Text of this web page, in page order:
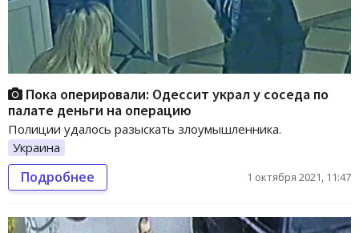
Пока оперировали: Одессит украл у соседа по
палате деньги на операцию
Полиции удалось разыскать злоумышленника.
Украина
Подробнее 1 октября 2021, 11:47